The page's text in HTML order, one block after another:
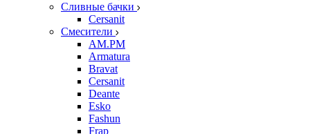
Сливные бачки
Cersanit
Смесители
AM.PM
Armatura
Bravat
Cersanit
Deante
Esko
Fashun
Frap